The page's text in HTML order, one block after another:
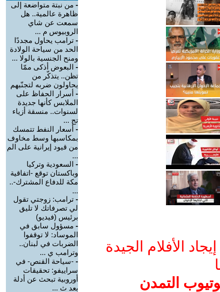
الأفلام الجيدة
التمدن
- من نبتة متواضعة إلى
ظاهرة عالمية.. هل
سمعت عن شاي
الروبيوس م ...
- ترامب يحاول مجددًا
الحد من سياحة الولادة
ومنح الجنسية بالولا ...
- البعوض أذكى ممّا
تظن.. يتذكّر من
يحاولون ضربه لتجنّبهم
- أسرار الحفاظ على
الملابس كأنها جديدة
لسنوات.. منسقة أزياء
تج ...
- أسعار النفط تتمسك
بمكاسبها وسط مخاوف
من قيود إيرانية على الم
...
- السعودية وتركيا
وباكستان توقع -اتفاقية
مكة للدفاع المشترك-..
...
- ترامب: زوجتي تقول
لي تصرفاتك لا تليق
برئيس (فيديو)
- مسؤول سابق في
الموساد: لا توقفوا
الضربات في لبنان..
وترامب ي ...
- -سياحة القنص- في
سراييفو: تحقيقات
أوروبية تبحث عن أدلة
بعد ث ...